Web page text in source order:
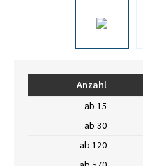
Anzahl
ab 15
ab 30
ab 120